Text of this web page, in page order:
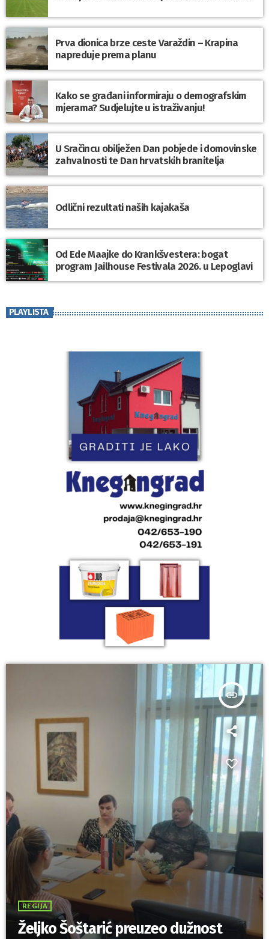
Prva dionica brze ceste Varaždin – Krapina
napreduje prema planu
Kako se građani informiraju o demografskim
mjerama? Sudjelujte u istraživanju!
U Sračincu obilježen Dan pobjede i domovinske
zahvalnosti te Dan hrvatskih branitelja
Odlični rezultati naših kajakaša
Od Ede Maajke do Krankšvestera: bogat
program Jailhouse Festivala 2026. u Lepoglavi
PLAYLISTA
insert_link
REGIJA
Željko Šoštarić preuzeo dužnost